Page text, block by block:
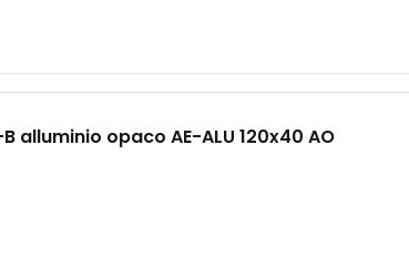
alluminio opaco AE-ALU 120x40 AO